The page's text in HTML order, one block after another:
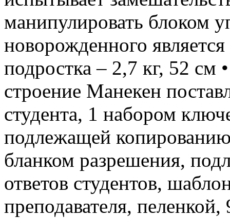
манипулировать блоком
новорожденного
подростка – 2,7 кг, 52 см
строение Манекен
студента, 1 набором
подлежащей
бланком разрешения,
ответов студентов,
преподавателя,